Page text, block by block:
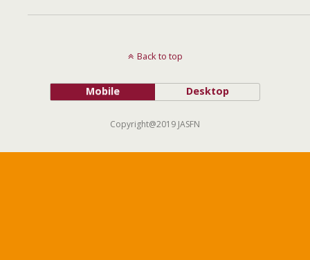
Back to top
Mobile Desktop
Copyright@2019 JASFN